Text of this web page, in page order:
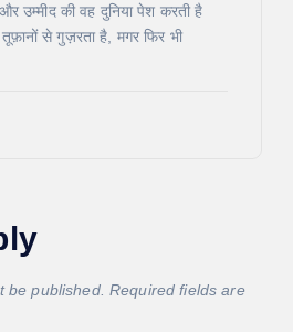
उम्मीद की वह दुनिया पेश करती है
से गुज़रता है, मगर फिर भी
be published. Required fields are